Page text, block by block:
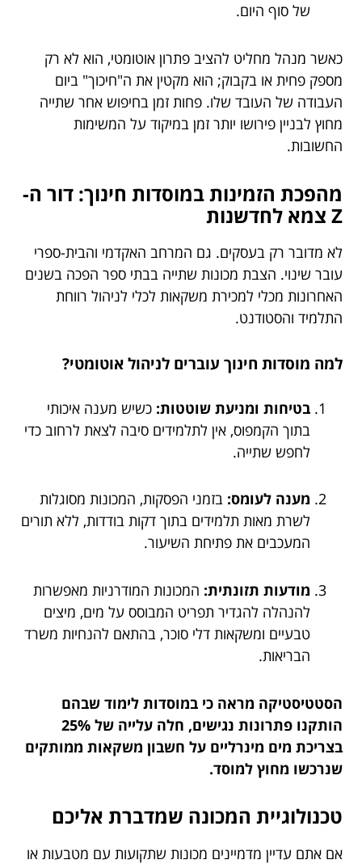
של סוף היום.
כאשר מנהל מחליט להציב פתרון אוטומטי, הוא לא רק
מספק פחית או בקבוק; הוא מקטין את ה"חיכוך" ביום
העבודה של העובד שלו. פחות זמן בחיפוש אחר שתייה
מחוץ לבניין פירושו יותר זמן במיקוד על המשימות
החשובות.
מהפכת הזמינות במוסדות חינוך: דור ה-
Z צמא לחדשנות
לא מדובר רק בעסקים. גם המרחב האקדמי והבית-ספרי
עובר שינוי. הצבת מכונות שתייה בבתי ספר הפכה בשנים
האחרונות מכלי למכירת משקאות לכלי לניהול רווחת
התלמיד והסטודנט.
למה מוסדות חינוך עוברים לניהול אוטומטי?
בטיחות ומניעת שוטטות: כשיש מענה איכותי
בתוך הקמפוס, אין לתלמידים סיבה לצאת לרחוב כדי
לחפש שתייה.
מענה לעומס: בזמני הפסקות, המכונות מסוגלות
לשרת מאות תלמידים בתוך דקות בודדות, ללא תורים
המעכבים את פתיחת השיעור.
מודעות תזונתית: המכונות המודרניות מאפשרות
להנהלה להגדיר תפריט המבוסס על מים, מיצים
טבעיים ומשקאות דלי סוכר, בהתאם להנחיות משרד
הבריאות.
הסטטיסטיקה מראה כי במוסדות לימוד שבהם
הותקנו פתרונות נגישים, חלה עלייה של 25%
בצריכת מים מינרליים על חשבון משקאות ממותקים
שנרכשו מחוץ למוסד.
טכנולוגיית המכונה שמדברת אליכם
אם אתם עדיין מדמיינים מכונות שתקועות עם מטבעות או